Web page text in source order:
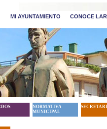
MI AYUNTAMIENTO CONOCE
NORMATIVA
MUNICIPAL